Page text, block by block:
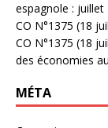
espagnole : juillet
CO N°1375 (18
CO N°1375 (18
des économies
MÉTA